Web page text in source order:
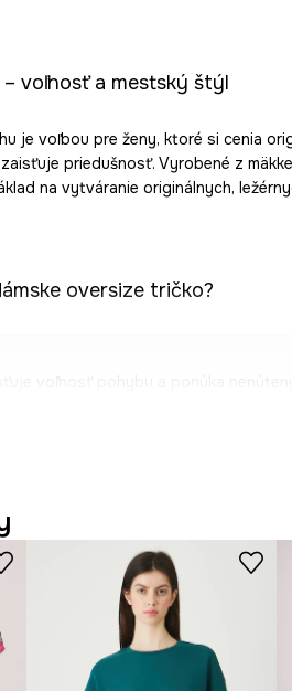
voľnosť a mestský štýl
je voľbou pre ženy, ktoré si cenia
priedušnosť. Vyrobené z
na vytváranie originálnych,
oversize tričko?
postave ľahkosť a originalitu.
jemne podčiarkuje ich netypický
úpravou zdôrazňuje univerzálnosť